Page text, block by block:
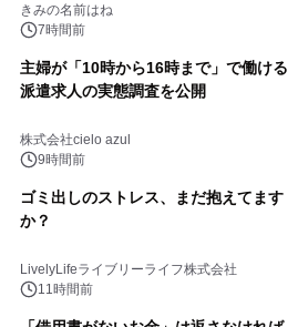
きみの名前はね
7時間前
主婦が「10時から16時まで」で働ける
派遣求人の実態調査を公開
株式会社cielo azul
9時間前
ゴミ出しのストレス、まだ抱えてます
か？
LivelyLifeライブリーライフ株式会社
11時間前